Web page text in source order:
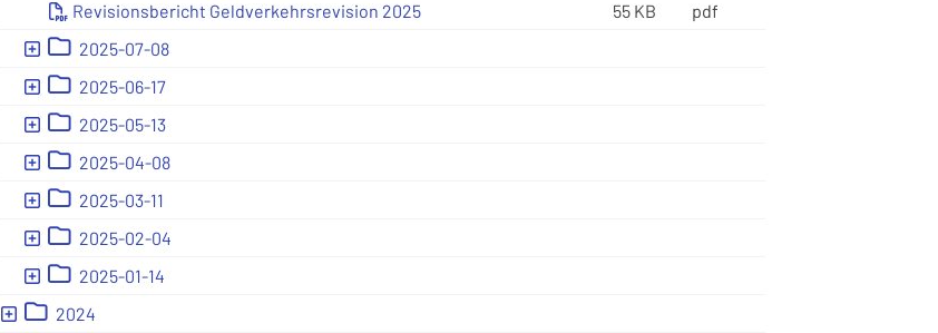
Revisionsbericht Geldverkehrsrevision 2025 55 KB
pdf
Ebene 2:2025-07-08
Ebene 2:2025-06-17
Ebene 2:2025-05-13
Ebene 2:2025-04-08
Ebene 2:2025-03-11
Ebene 2:2025-02-04
Ebene 2:2025-01-14
Ebene 1:2024